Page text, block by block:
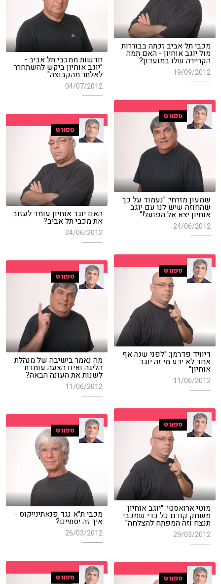
מכבי תל אביב זכתה בבוררות
מול יוגב אוחיון - האם תמה
הקריירה שלו במועדון?
19/09/2012
חדשות ממכבי תל אביב -
"יוגב אוחיון ביקש להשתחרר
לאלתר מהקבוצה"
04/07/2012
ספורט
שמעון מזרחי: "נעמוד על כך
שהחוזה שיש לנו עם יוגב
אוחיון יצא אל הפועל!"
24/06/2012
ספורט
האם יוגב אוחיון עומד לעזוב
את מכבי תל אביב?
24/06/2012
ספורט
דיוויד פדרמן: "לפני שנה אף
אחד לא ידע מי זה יוגב
אוחיון"
11/06/2012
ספורט
מה נאמר בישיבה של מנהלת
הליגה ואיזו הצעה עומדת
לשנות את העונה הבאה?
11/06/2012
ספורט
מוטי ארואסטי: "יוגב אוחיון
משחק קודם כל כדי שמכבי
תנצח וזה המפתח להצלחה"
29/03/2012
ספורט
מכבי ת"א נגד פנאתינייקוס -
איך זה יסתיים?
26/03/2012
ספורט ספורט